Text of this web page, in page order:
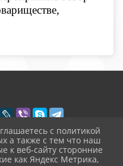
с политикой
а также с тем что наш
к веб-сайту сторонние
как Яндекс Метрика,